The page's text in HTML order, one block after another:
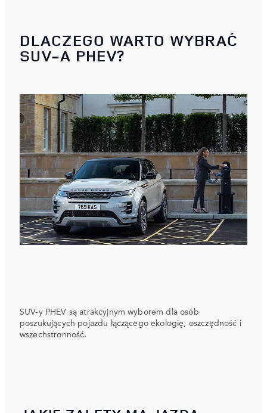
DLACZEGO WARTO WYBRAĆ
SUV-A PHEV?
SUV-y PHEV są atrakcyjnym wyborem dla osób
poszukujących pojazdu łączącego ekologię, oszczędność i
wszechstronność.